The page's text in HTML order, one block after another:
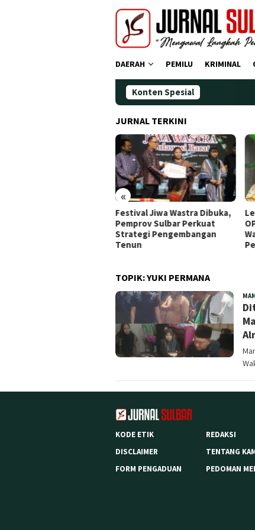
DAERAH PEMILU KRIMINAL
Konten Spesial
JURNAL TERKINI
«
Festival Jiwa Wastra Dibuka,
Pemprov Sulbar Perkuat
Strategi Pengembangan
Tenun
TOPIK:YUKI PERMANA
KODE ETIK REDAKSI
DISCLAIMER
TENTANG
FORM PENGADUAN
PEDOMAN